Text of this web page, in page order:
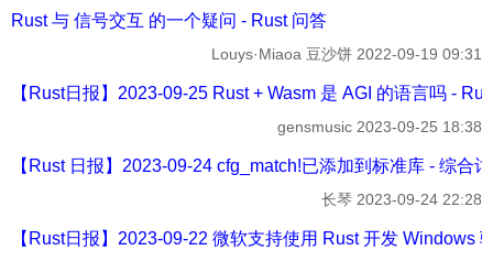
Rust 与 信号交互 的一个疑问 - Rust 问答
Louys·Miaoa 豆沙饼 2022-09-19 09:31
【Rust日报】2023-09-25 Rust + Wasm 是 AGI 的语言吗 -
gensmusic 2023-09-25 18:38
【Rust 日报】2023-09-24 cfg_match!已添加到标准库 - 综合
长琴 2023-09-24 22:28
【Rust日报】2023-09-22 微软支持使用 Rust 开发 Windows